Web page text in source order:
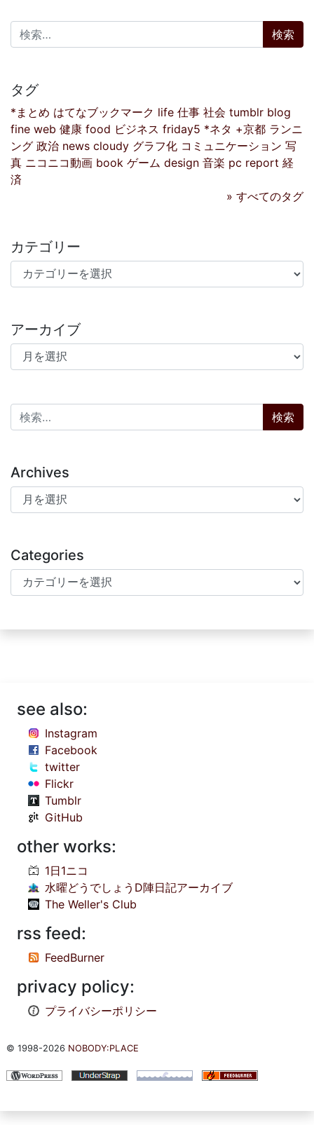
検索:
タグ
*まとめ はてなブックマーク life 仕事 社会 tumblr blog
fine web 健康 food ビジネス friday5 *ネタ +京都 ランニ
ング 政治 news cloudy グラフ化 コミュニケーション 写
真 ニコニコ動画 book ゲーム design 音楽 pc report 経
済
» すべてのタグ
カテゴリー
カテゴリー
アーカイブ
アーカイブ
検索:
Archives
Archives
Categories
Categories
see also:
Instagram
Facebook
twitter
Flickr
Tumblr
GitHub
other works:
1日1ニコ
水曜どうでしょうD陣日記アーカイブ
The Weller's Club
rss feed:
FeedBurner
privacy policy:
プライバシーポリシー
© 1998-2026 NOBODY:PLACE